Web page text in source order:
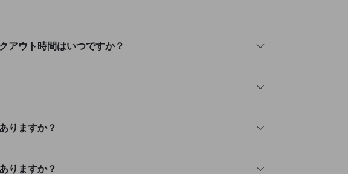
アウト時間はいつですか？
りますか？
りますか？